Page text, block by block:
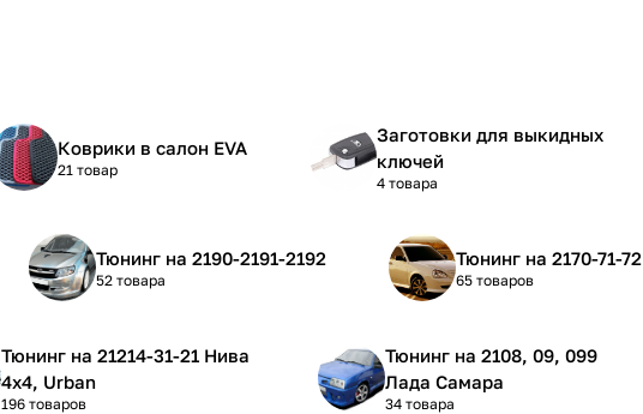
Коврики в салон EVA
21 товар
Заготовки для выкидных
ключей
4 товара
Тюнинг на 2190-2191-2192
52 товара
Тюнинг на 2170-71-72
65 товаров
Тюнинг на 21214-31-21 Нива
4х4, Urban
196 товаров
Тюнинг на 2108, 09, 099
Лада Самара
34 товара